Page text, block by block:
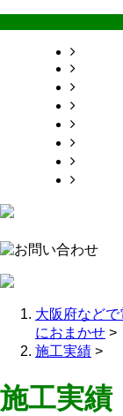
大阪府など
におまかせ >
施工実績 >
施工実績